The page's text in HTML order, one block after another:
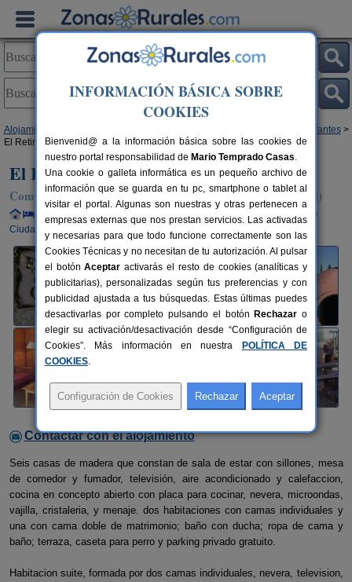
Alojamientos Villanueva de Los Infantes>
El Retiro de Don Quijote
El Retiro de Don Quijote
Complejo Rural en Villanueva de Los Infantes (Ciudad Real)
Alquiler completo y por habitaciones 4+2 plazas
100 km de
Ciudad Real
Contactar con el alojamiento
Seis casas de madera que constan de sala de estar con sillones, mesa
de comedor y fumador, televisión, aire acondicionado y calefaccion,
cocina en concepto abierto con placa para cocinar, nevera, microondas,
vajilla, cristaleria, y menaje. dos habitaciones con camas individuales y
una con cama doble de matrimonio; baño con ducha; ropa de cama y
baño; terraza, caseta para perro y parking privado gratuito.
Habitacion suite, formada por dos camas individuales, nevera, television,
INFORMACIÓN BÁSICA SOBRE
COOKIES
Bienvenid@ a la información básica sobre las cookies de
nuestro portal responsabilidad de Mario Temprado Casas.
Una cookie o galleta informática es un pequeño archivo de
información que se guarda en tu pc, smartphone o tablet al
visitar el portal. Algunas son nuestras y otras pertenecen a
empresas externas que nos prestan servicios. Las activadas
y necesarias para que todo funcione correctamente son las
Cookies Técnicas y no necesitan de tu autorización. Al pulsar
el botónAceptar activarás el resto de cookies (analíticas y
publicitarias), personalizadas según tus preferencias y con
publicidad ajustada a tus búsquedas. Estas últimas puedes
desactivarlas por completo pulsando el botón Rechazar o
elegir su activación/desactivación desde “Configuración de
Cookies”. Más información en nuestra
POLÍTICA DE
COOKIES.